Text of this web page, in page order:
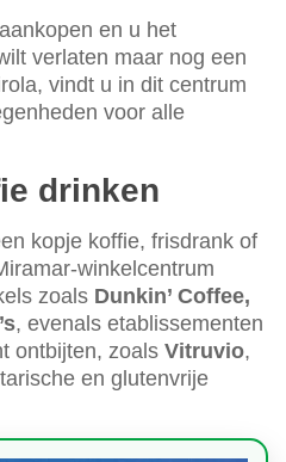
en u het
verlaten maar nog een
vindt u in dit centrum
voor alle
drinken
kopje koffie, frisdrank of
winkelcentrum
zoals Dunkin’ Coffee,
, evenals etablissementen
ontbijten, zoals Vitruvio,
en glutenvrije